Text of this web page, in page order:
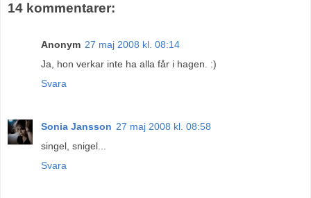
14 kommentarer:
Anonym 27 maj 2008 kl. 08:14
Ja, hon verkar inte ha alla får i hagen. :)
Svara
Sonia Jansson 27 maj 2008 kl. 08:58
singel, snigel...
Svara